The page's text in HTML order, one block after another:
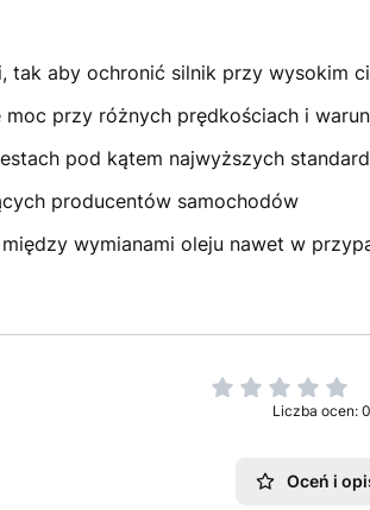
tak aby ochronić silnik przy wysokim
moc przy różnych prędkościach i
pod kątem najwyższych
producentów samochodów
wymianami oleju nawet w
Liczba ocen: 0
Oceń i